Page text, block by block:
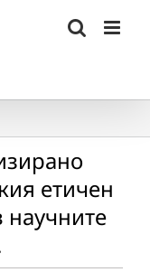
етичен
научните